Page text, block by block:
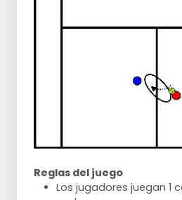
Reglas del juego
Los jugadores juegan 1